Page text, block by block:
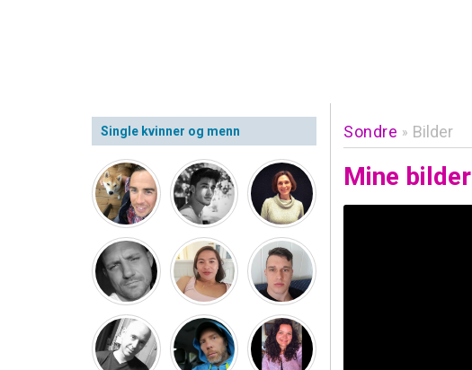
Single kvinner og menn Sondre » Bilder
Mine bilder